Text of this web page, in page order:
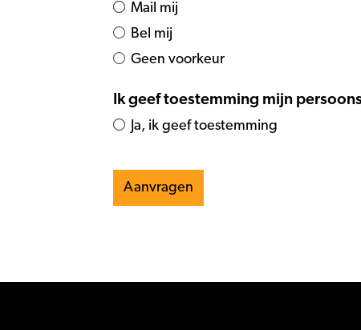
Mail mij
Bel mij
Geen voorkeur
Ik geef toestemming mijn
Ja, ik geef toestemming